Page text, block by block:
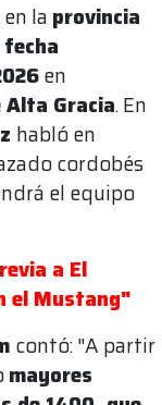
la provincia
en
Gracia. En
habló en
cordobés
el equipo
a El
el Mustang"
contó: "A partir
mayores